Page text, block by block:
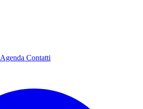
Agenda Contatti